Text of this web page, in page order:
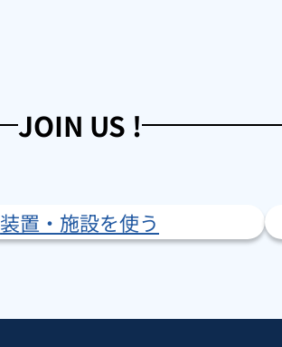
JOIN US !
装置・施設を使う